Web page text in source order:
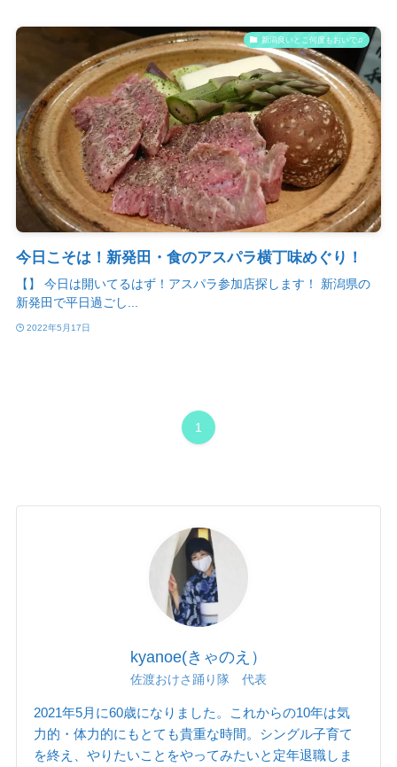
新潟良いとこ何度もおいで♫
今日こそは！新発田・食のアスパラ横丁味めぐり！
【】 今日は開いてるはず！アスパラ参加店探します！ 新潟県の
新発田で平日過ごし...
2022年5月17日
1
kyanoe(きゃのえ）
佐渡おけさ踊り隊 代表
2021年5月に60歳になりました。これからの10年は気
力的・体力的にもとても貴重な時間。シングル子育て
を終え、やりたいことをやってみたいと定年退職しま